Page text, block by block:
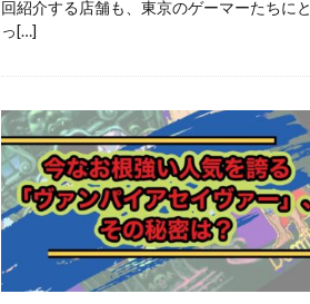
回紹介する店舗も、東京のゲーマーたちにと
っ[…]